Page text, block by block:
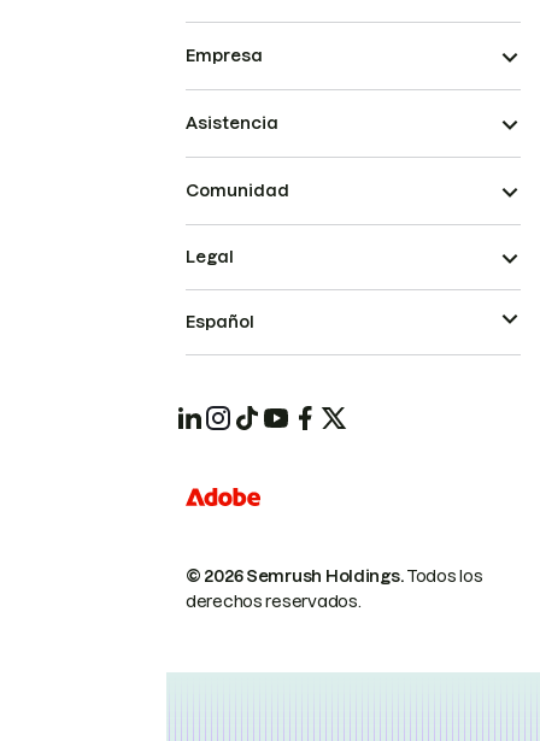
Empresa
Asistencia
Comunidad
© 2026 Semrush Holdings.Todos los
derechos reservados.
Legal
Español